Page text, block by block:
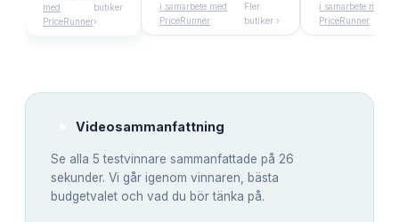
med
PriceRunner
butiker
›
i samarbete med
PriceRunner
Fler
butiker ›
i samarbete med
PriceRunner
Videosammanfattning
Se alla 5 testvinnare sammanfattade på 26
sekunder. Vi går igenom vinnaren, bästa
budgetvalet och vad du bör tänka på.